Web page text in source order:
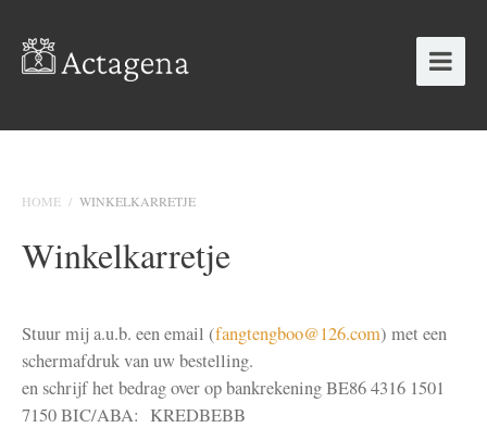
HOME / WINKELKARRETJE
Winkelkarretje
Stuur mij a.u.b. een email (fangtengboo@126.com) met een
schermafdruk van uw bestelling.
en schrijf het bedrag over op bankrekening BE86 4316 1501
7150 BIC/ABA: KREDBEBB